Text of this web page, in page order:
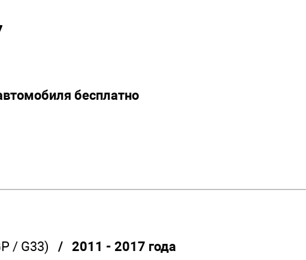
бесплатно
/ G33) / 2011 - 2017 года